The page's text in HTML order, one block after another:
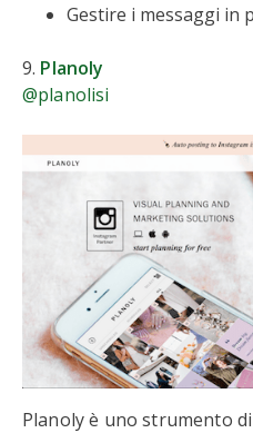
Gestire i messaggi in
9. Planoly
@planolisi
Planoly è uno strumento